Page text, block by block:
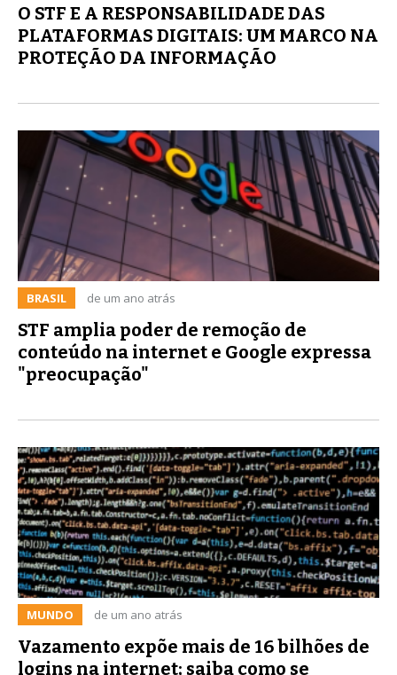
O STF E A RESPONSABILIDADE DAS
PLATAFORMAS DIGITAIS: UM MARCO NA
PROTEÇÃO DA INFORMAÇÃO
BRASIL de um ano atrás
STF amplia poder de remoção de
conteúdo na internet e Google expressa
"preocupação"
MUNDO de um ano atrás
Vazamento expõe mais de 16 bilhões de
logins na internet; saiba como se